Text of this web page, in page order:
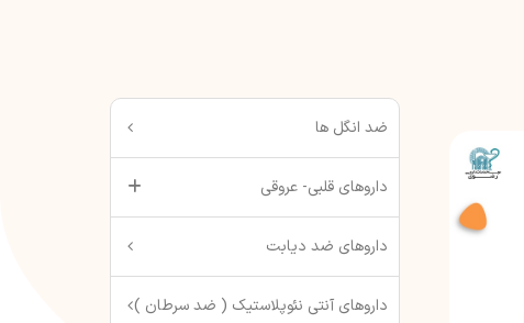
ضد انگل ها
داروهای قلبی- عروقی
داروهای ضد دیابت
داروهای آنتی نئوپلاستیک ( ضد سرطان )